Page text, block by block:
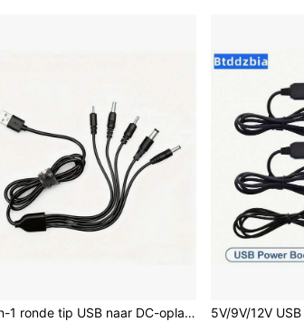
5-in-1 ronde tip USB naar DC-oplaadkabel, 5V universeel voor DC2.0/DC2.5/DC3.5/DC4.0/DC5.5 ronde tip-apparaten, adapter